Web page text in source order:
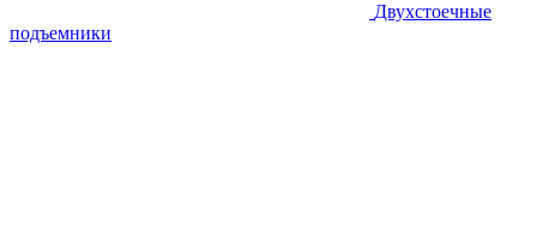
Двухстоечные
подъемники